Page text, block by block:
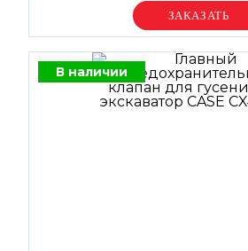
Уточняйте цену
В наличии